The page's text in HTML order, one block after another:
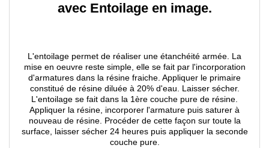
avec Entoilage en image.
L'entoilage permet de réaliser une étanchéité armée. La
mise en oeuvre reste simple, elle se fait par l'incorporation
d'armatures dans la résine fraiche. Appliquer le primaire
constitué de résine diluée à 20% d'eau. Laisser sécher.
L'entoilage se fait dans la 1ère couche pure de résine.
Appliquer la résine, incorporer l'armature puis saturer à
nouveau de résine. Procéder de cette façon sur toute la
surface, laisser sécher 24 heures puis appliquer la seconde
couche pure.